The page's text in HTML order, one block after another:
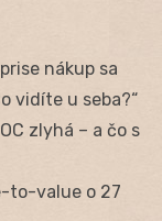
nákup sa
vidíte u seba?“
zlyhá – a čo s
to-value o 27